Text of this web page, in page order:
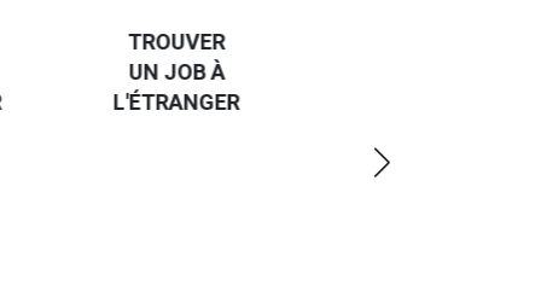
TROUVER
UN JOB À
L'ÉTRANGER